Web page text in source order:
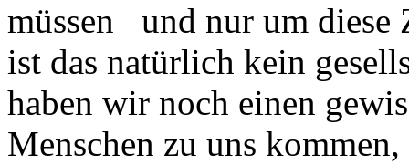
müssen und nur um diese
ist das natürlich kein
haben wir noch einen
Menschen zu uns